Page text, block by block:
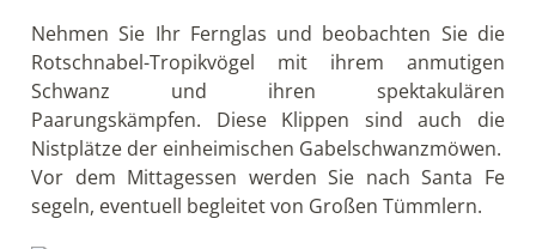
Nehmen Sie Ihr Fernglas und beobachten Sie die
Rotschnabel-Tropikvögel mit ihrem anmutigen
Schwanz und ihren spektakulären
Paarungskämpfen. Diese Klippen sind auch die
Nistplätze der einheimischen Gabelschwanzmöwen.
Vor dem Mittagessen werden Sie nach Santa Fe
segeln, eventuell begleitet von Großen Tümmlern.